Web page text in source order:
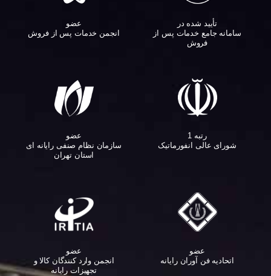
تأیید شده در
سامانه جامع خدمات پس از
فروش
عضو
انجمن خدمات پس از فروش
رتبه 1
شورای عالی انفورماتیک
عضو
سازمان نظام صنفی رایانه ای
استان تهران
عضو
اتحادیه فن آوران رایانه
عضو
انجمن وارد کنندگان کالا و
تجهیزات رایانه‌